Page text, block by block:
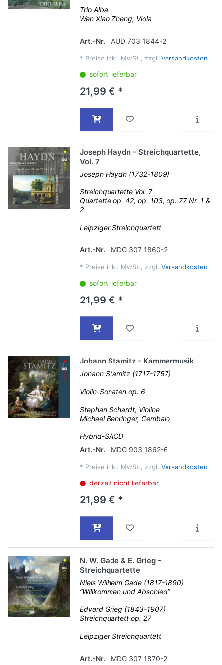
Trio Alba
Wen Xiao Zheng, Viola
Art.-Nr. AUD 703 1844-2
* Preise inkl. MwSt., zzgl. Versandkosten
sofort lieferbar
21,99 € *
Joseph Haydn - Streichquartette,
Vol. 7
Joseph Haydn (1732-1809)
Streichquartette Vol. 7
Quartette op. 42, op. 103, op. 77 Nr. 1 &
2
Leipziger Streichquartett
Art.-Nr. MDG 307 1860-2
* Preise inkl. MwSt., zzgl. Versandkosten
sofort lieferbar
21,99 € *
Johann Stamitz - Kammermusik
Johann Stamitz (1717-1757)
Violin-Sonaten op. 6
Stephan Schardt, Violine
Michael Behringer, Cembalo
Hybrid-SACD
Art.-Nr.
MDG 903 1862-6
* Preise inkl. MwSt., zzgl. Versandkosten
derzeit nicht lieferbar
21,99 € *
N. W. Gade & E. Grieg -
Streichquartette
Niels Wilhelm Gade (1817-1890)
“Willkommen und Abschied”
Edvard Grieg (1843-1907)
Streichquartett op. 27
Leipziger Streichquartett
Art.-Nr. MDG 307 1870-2